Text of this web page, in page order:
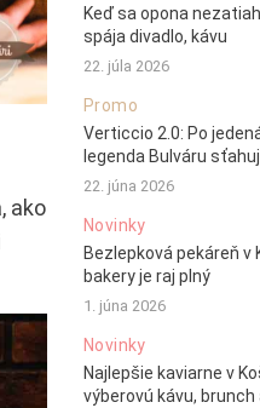
ako
Keď sa opona
spája divadlo, kávu
22. júla 2026
Promo
Verticcio 2.0: Po
legenda Bulváru
22. júna 2026
Novinky
Bezlepková pekáreň v
bakery je raj plný
1. júna 2026
Novinky
Najlepšie kaviarne v
výberovú kávu, brunch